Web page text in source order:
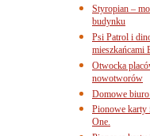
Styropian –
budynku
Psi Patrol i
mieszkańcami
Otwocka
nowotworów
Domowe
Pionowe karty
One.